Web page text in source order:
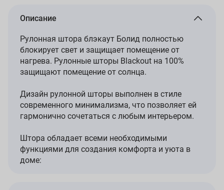
Описание
Рулонная штора блэкаут Болид полностью
блокирует свет и защищает помещение от
нагрева. Рулонные шторы Blackout на 100%
защищают помещение от солнца.
Дизайн рулонной шторы выполнен в стиле
современного минимализма, что позволяет ей
гармонично сочетаться с любым интерьером.
Штора обладает всеми необходимыми
функциями для создания комфорта и уюта в
доме: